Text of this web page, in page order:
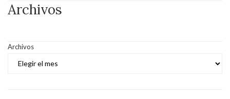
Archivos
Archivos